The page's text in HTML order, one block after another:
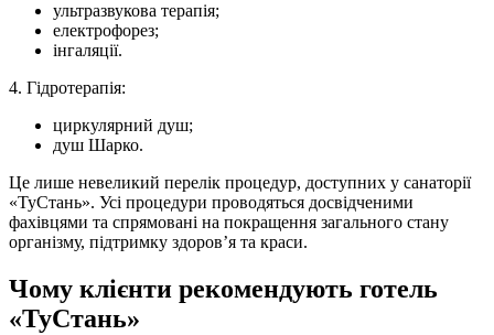
ультразвукова терапія;
електрофорез;
інгаляції.
4. Гідротерапія:
циркулярний душ;
душ Шарко.
Це лише невеликий перелік процедур, доступних у санаторії
«ТуСтань». Усі процедури проводяться досвідченими
фахівцями та спрямовані на покращення загального стану
організму, підтримку здоров’я та краси.
Чому клієнти рекомендують готель
«ТуСтань»